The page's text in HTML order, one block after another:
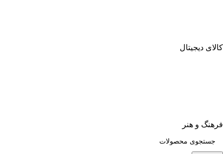
کالای دیجیتال
فرهنگ و هنر